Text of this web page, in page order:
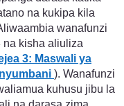
na kukipa kila
wanafunzi
na kisha aliuliza
3: Maswali ya
). Wanafunzi
kuhusu jibu la